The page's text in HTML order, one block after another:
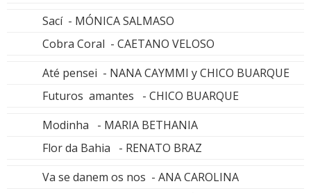
Sací - MÓNICA SALMASO
Cobra Coral - CAETANO VELOSO
Até pensei - NANA CAYMMI y CHICO BUARQUE
Futuros amantes - CHICO BUARQUE
Modinha - MARIA BETHANIA
Flor da Bahia - RENATO BRAZ
Va se danem os nos - ANA CAROLINA